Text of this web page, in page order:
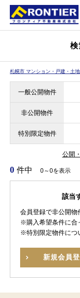
検
札幌市 マンション・戸建・土地
一般公開物件
非公開物件
特別限定物件
公開
0 件中 0～0を表示
該当
会員登録で非公開物
※購入希望条件に合
※特別限定物件につ
新規会員